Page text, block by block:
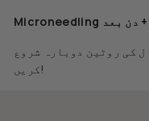
کی روٹین دوبارہ شروع
کریں!